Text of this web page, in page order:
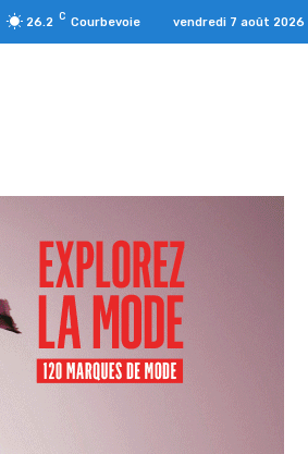
26.2 C Courbevoie vendredi 7 août 2026